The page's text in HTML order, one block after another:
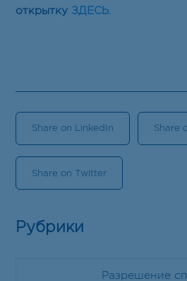
открытку ЗДЕСЬ.
Share on LinkedIn Share
Share on Twitter
Рубрики
Разрешение